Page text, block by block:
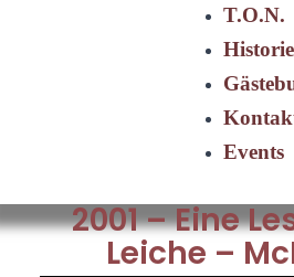
T.O.N.
Historie
Events
2001 – Eine
Leiche –